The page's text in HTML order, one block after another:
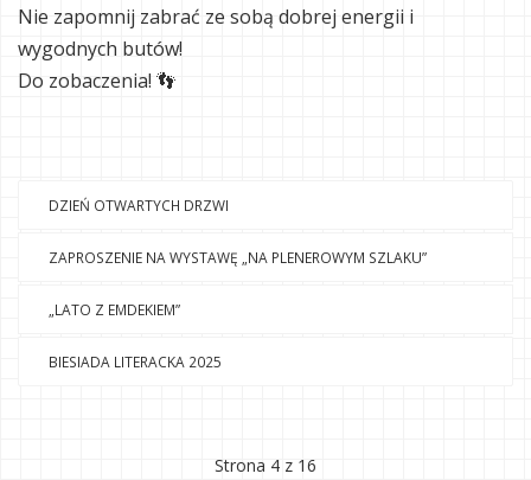
Nie zapomnij zabrać ze sobą dobrej energii i
wygodnych butów!
Do zobaczenia! 👣
DZIEŃ OTWARTYCH DRZWI
ZAPROSZENIE NA WYSTAWĘ „NA PLENEROWYM SZLAKU”
„LATO Z EMDEKIEM”
BIESIADA LITERACKA 2025
Strona 4 z 16